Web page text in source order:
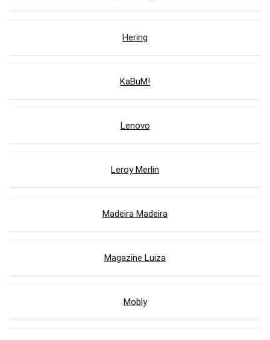
Hering
KaBuM!
Lenovo
Leroy Merlin
Madeira Madeira
Magazine Luiza
Mobly